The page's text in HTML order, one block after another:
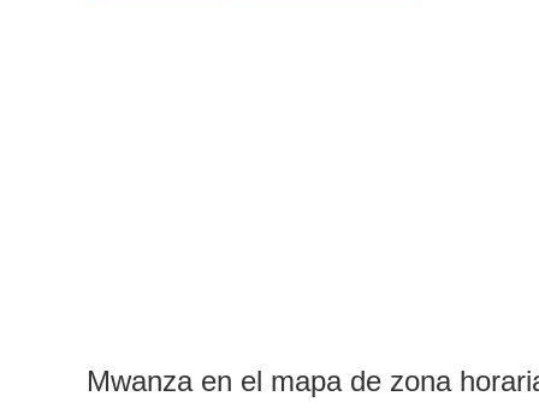
Mwanza en el mapa de zona